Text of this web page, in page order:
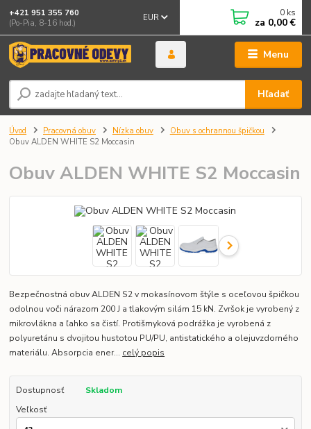
Menu
EUR
Hľadať
+421 951 355 760
(Po-Pia, 8-16 hod.)
0 ks
za 0,00 €
Úvod Pracovná obuv Nízka obuv
Obuv s ochrannou špičkou
Obuv ALDEN WHITE S2 Moccasin
Obuv ALDEN WHITE S2 Moccasin
Bezpečnostná obuv ALDEN S2 v mokasínovom štýle s oceľovou špičkou
odolnou voči nárazom 200 J a tlakovým silám 15 kN. Zvršok je vyrobený z
mikrovlákna a ľahko sa čistí. Protišmyková podrážka je vyrobená z
polyuretánu s dvojitou hustotou PU/PU, antistatického a olejuvzdorného
materiálu. Absorpcia ener... celý popis
Dostupnosť
Skladom
Veľkosť